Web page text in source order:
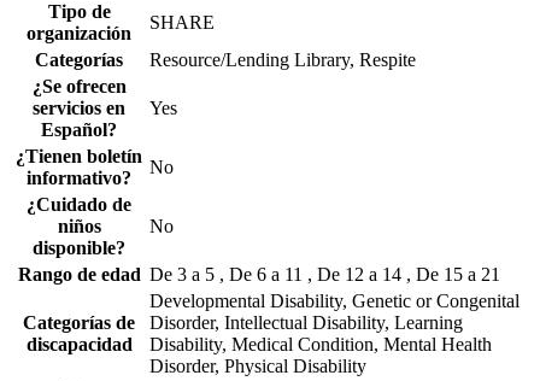
Tipo de
organización
SHARE
Categorías
Resource/Lending Library, Respite
¿Se ofrecen
servicios en
Español?
Yes
¿Tienen boletín
informativo?
No
¿Cuidado de
niños
disponible?
No
Rango de edad De 3 a 5 , De 6 a 11 , De 12 a 14 , De 15 a 21
Categorías de
discapacidad
Developmental Disability, Genetic or Congenital
Disorder, Intellectual Disability, Learning
Disability, Medical Condition, Mental Health
Disorder, Physical Disability